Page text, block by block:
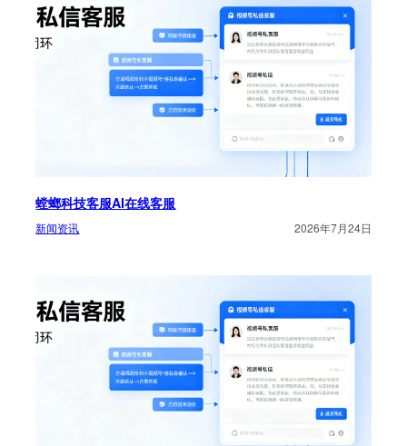
螳螂科技客服AI在线客服
新闻资讯 2026年7月24日